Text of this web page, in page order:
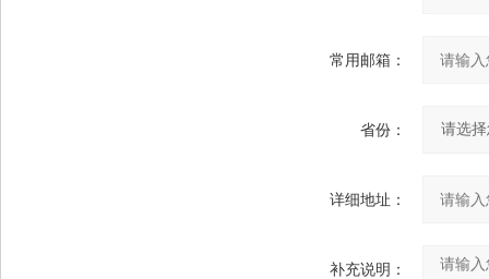
常用邮箱：
省份：
详细地址：
补充说明：